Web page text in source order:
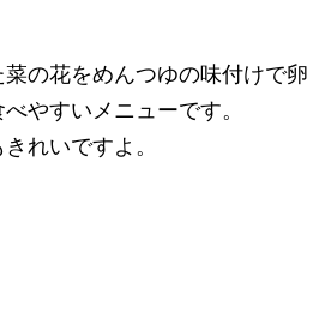
の花をめんつゆの味付けで卵
やすいメニューです。
れいですよ。